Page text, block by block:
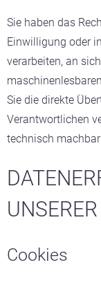
Sie haben das
Einwilligung oder
verarbeiten, an
Sie die direkte
Verantwortlichen
technisch
Cookies